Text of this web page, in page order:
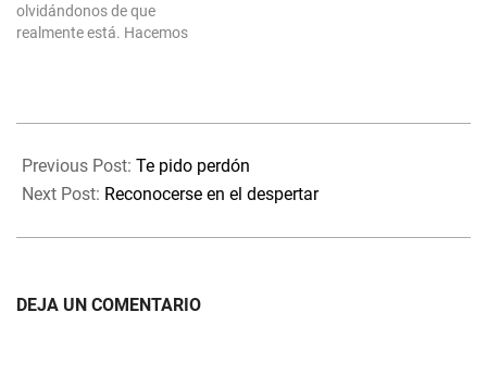
olvidándonos de que
realmente está. Hacemos
percibimos, lo que vemos
más. Sucede como cuando
miramos u observamos una
foto, en…
09-
08
Previous Post: Te pido perdón
Next Post: Reconocerse en el despertar
DEJA UN COMENTARIO